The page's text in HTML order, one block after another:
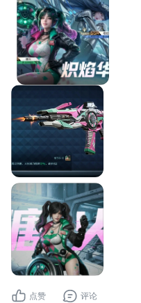
点赞 评论